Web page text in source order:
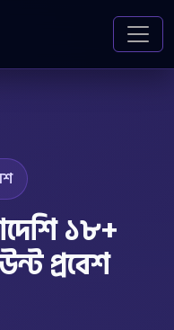
১৮+
প্রবেশ